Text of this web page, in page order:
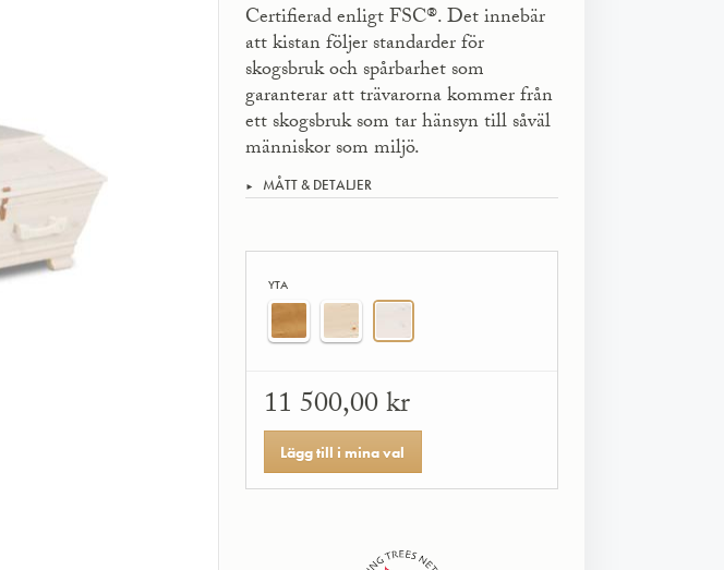
Certifierad enligt FSC®. Det innebär
att kistan följer standarder för
skogsbruk och spår­barhet som
garanterar att trävarorna kommer från
ett skogsbruk som tar hänsyn till såväl
människor som miljö.
MÅTT & DETALJER
YTA
11 500,00 kr
Lägg till i mina val